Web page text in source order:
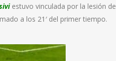
estuvo vinculada por la lesión de
a los 21′ del primer tiempo.